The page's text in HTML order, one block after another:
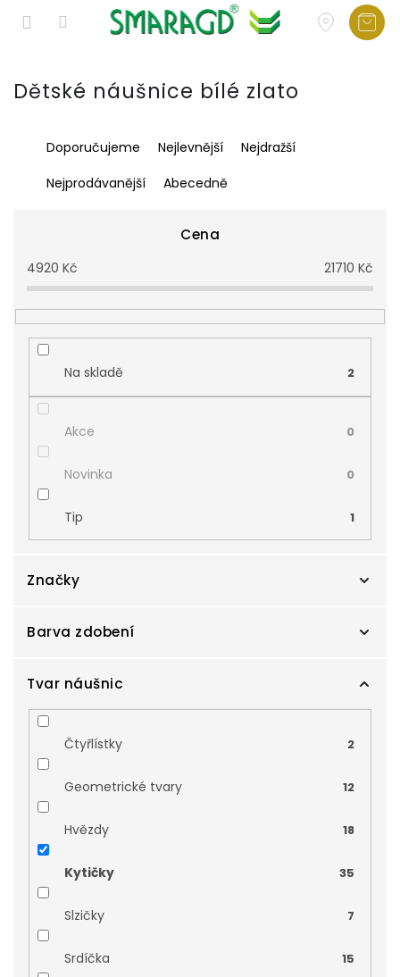
obsah
Dětské náušnice bílé zlato
Ř
a
p
r
o
d
u
k
ů
Doporučujeme Nejlevnější
Nejdražší
Nejprodávanější
Abecedně
Cena
4920 Kč 21710 Kč
Na skladě 2
Akce 0
Novinka 0
Tip 1
Značky
Cutie
Barva zdobení
Tvar náušnic
Čtyřlístky 2
Geometrické tvary 12
Hvězdy 18
Kytičky 35
Slzičky 7
Srdíčka 15